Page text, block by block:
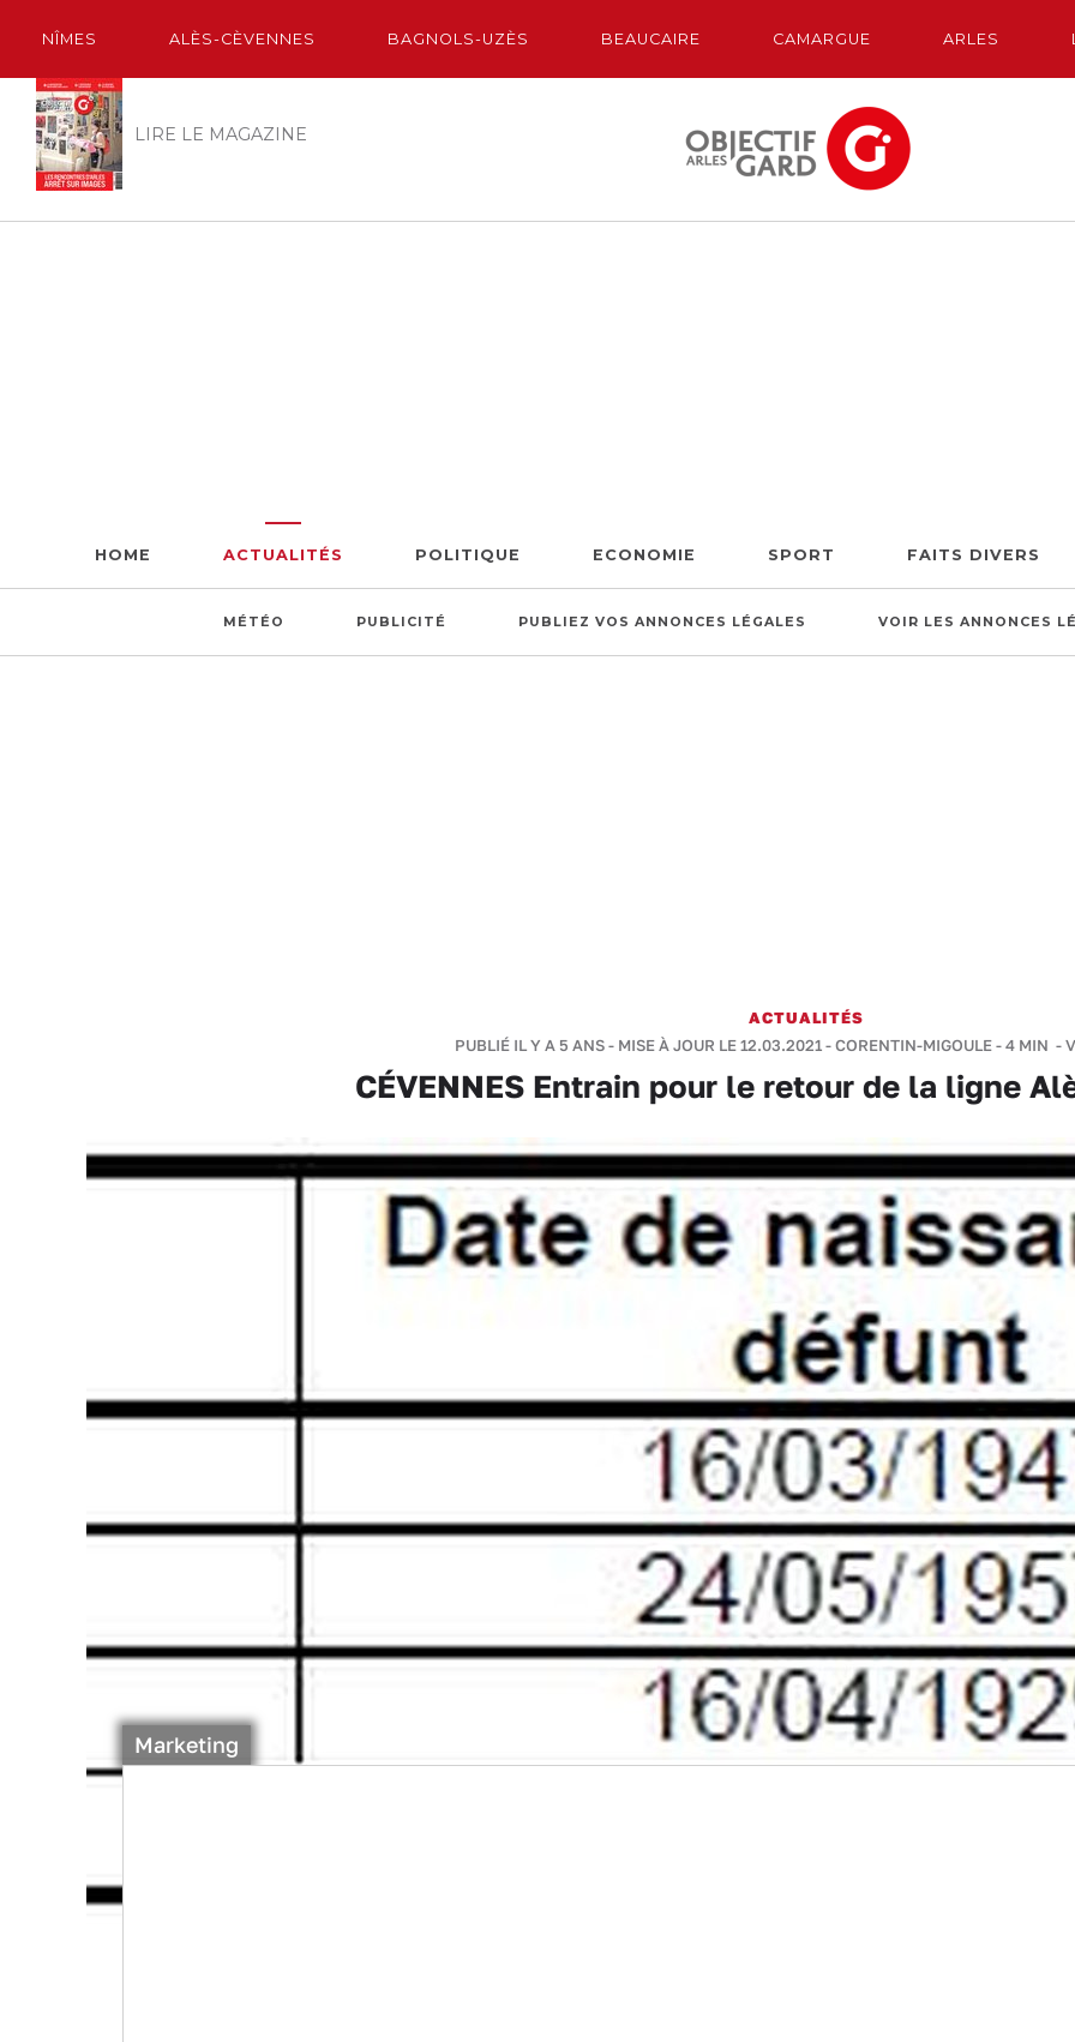
NÎMES ALÈS-CÈVENNES BAGNOLS-UZÈS BEAUCAIRE CAMARGUE ARLES
LIRE LE MAGAZINE
HOME ACTUALITÉS POLITIQUE ECONOMIE SPORT FAITS DIVERS
MÉTÉO PUBLICITÉ PUBLIEZ VOS ANNONCES LÉGALES VOIR LES ANNONCES
ACTUALITÉS
PUBLIÉ IL Y A 5 ANS - MISE À JOUR LE 12.03.2021 -CORENTIN-MIGOULE-4 MIN -
CÉVENNES Entrain pour le retour de la ligne
Marketing